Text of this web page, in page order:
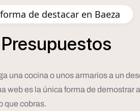
de destacar en Baeza
Presupuestos
cocina o unos armarios a un
es la única forma de demostrar
que cobras.